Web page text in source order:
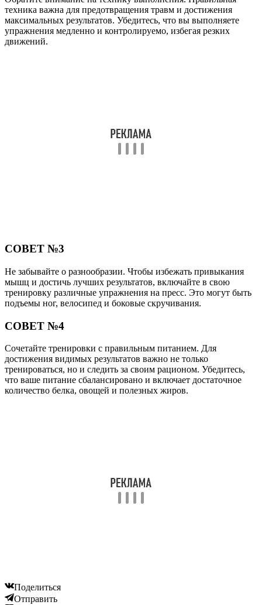
техника важна для предотвращения травм и достижения
максимальных результатов. Убедитесь, что вы выполняете
упражнения медленно и контролируемо, избегая резких
движений.
СОВЕТ №3
Не забывайте о разнообразии. Чтобы избежать привыкания
мышц и достичь лучших результатов, включайте в свою
тренировку различные упражнения на пресс. Это могут быть
подъемы ног, велосипед и боковые скручивания.
СОВЕТ №4
Сочетайте тренировки с правильным питанием. Для
достижения видимых результатов важно не только
тренироваться, но и следить за своим рационом. Убедитесь,
что ваше питание сбалансировано и включает достаточное
количество белка, овощей и полезных жиров.
Поделиться
Отправить